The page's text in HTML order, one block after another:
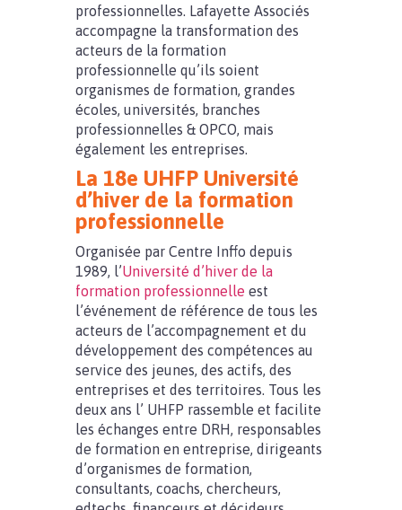
professionnelles. Lafayette Associés
accompagne la transformation des
acteurs de la formation
professionnelle qu’ils soient
organismes de formation, grandes
écoles, universités, branches
professionnelles & OPCO, mais
également les entreprises.
La 18e UHFP Université
d’hiver de la formation
professionnelle
Organisée par Centre Inffo depuis
1989, l’Université d’hiver de la
formation professionnelle est
l’événement de référence de tous les
acteurs de l’accompagnement et du
développement des compétences au
service des jeunes, des actifs, des
entreprises et des territoires. Tous les
deux ans l’ UHFP rassemble et facilite
les échanges entre DRH, responsables
de formation en entreprise, dirigeants
d’organismes de formation,
consultants, coachs, chercheurs,